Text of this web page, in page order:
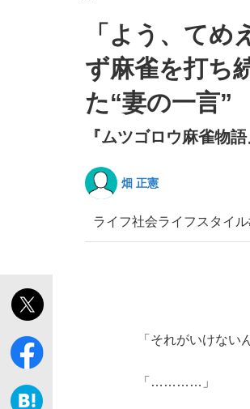
「よう、て
ず麻雀を打ち
た“妻の一言”
『ムツゴロウ麻雀物
畑 正憲
ライフ社会ライフスタイル
「それがいけない
「…………」